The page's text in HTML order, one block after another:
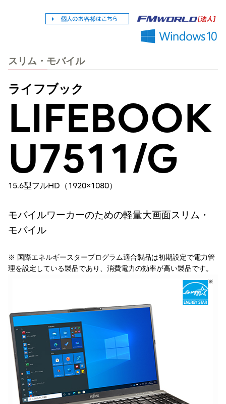
スリム・モバイル
ライフブック
LIFEBOOK
U7511/G
15.6型フルHD（1920×1080）
モバイルワーカーのための軽量大画面スリム・
モバイル
※ 国際エネルギースタープログラム適合製品は初期設定で電力管
理を設定している製品であり、消費電力の効率が高い製品です。